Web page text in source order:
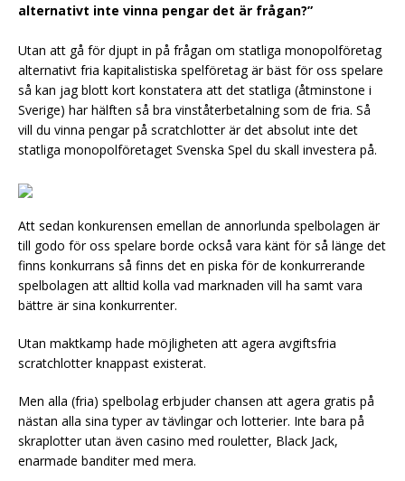
alternativt inte vinna pengar det är frågan?”
Utan att gå för djupt in på frågan om statliga monopolföretag
alternativt fria kapitalistiska spelföretag är bäst för oss spelare
så kan jag blott kort konstatera att det statliga (åtminstone i
Sverige) har hälften så bra vinståterbetalning som de fria. Så
vill du vinna pengar på scratchlotter är det absolut inte det
statliga monopolföretaget Svenska Spel du skall investera på.
Att sedan konkurensen emellan de annorlunda spelbolagen är
till godo för oss spelare borde också vara känt för så länge det
finns konkurrans så finns det en piska för de konkurrerande
spelbolagen att alltid kolla vad marknaden vill ha samt vara
bättre är sina konkurrenter.
Utan maktkamp hade möjligheten att agera avgiftsfria
scratchlotter knappast existerat.
Men alla (fria) spelbolag erbjuder chansen att agera gratis på
nästan alla sina typer av tävlingar och lotterier. Inte bara på
skraplotter utan även casino med rouletter, Black Jack,
enarmade banditer med mera.